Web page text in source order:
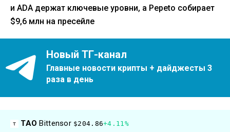
и ADA держат ключевые уровни, а Pepeto собирает
$9,6 млн на пресейле
Новый ТГ-канал
Главные новости крипты + дайджесты 3
раза в день
TAOBittensor $204.86+4.11%